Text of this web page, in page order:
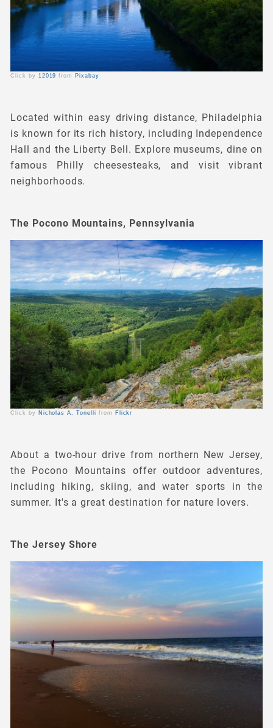
Click by 12019from Pixabay
Located within easy driving distance, Philadelphia
is known for its rich history, including Independence
Hall and the Liberty Bell. Explore museums, dine on
famous Philly cheesesteaks, and visit vibrant
neighborhoods.
Click by Nicholas A. Tonelli from Flickr
The Pocono Mountains, Pennsylvania
About a two-hour drive from northern New Jersey,
the Pocono Mountains offer outdoor adventures,
including hiking, skiing, and water sports in the
summer. It's a great destination for nature lovers.
The Jersey Shore